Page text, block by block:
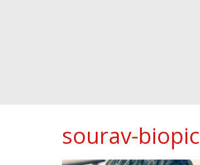
sourav-biopic